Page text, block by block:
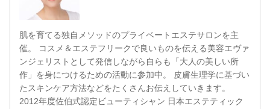
肌を育てる独自メソッドのプライベートエステサロンを主
催。 コスメ＆エステフリークで良いものを伝える美容エヴァ
ンジェリストとして発信しながら自らも「大人の美しい所
作」を身につけるための活動に参加中。 皮膚生理学に基づい
たスキンケア方法などをたくさんお伝えしていきます。
2012年度佐伯式認定ビューティシャン 日本エステティック